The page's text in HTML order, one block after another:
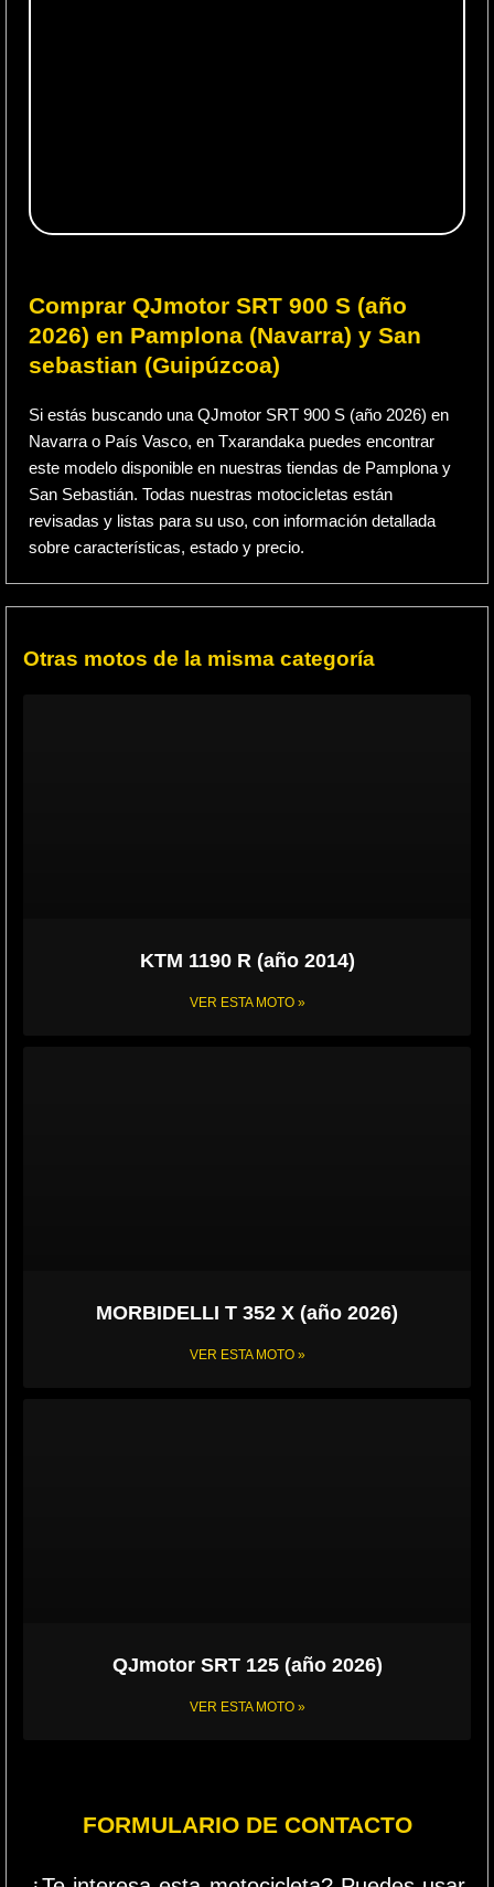
Comprar QJmotor SRT 900 S (año
2026) en Pamplona (Navarra) y San
sebastian (Guipúzcoa)
Si estás buscando una QJmotor SRT 900 S (año 2026) en
Navarra o País Vasco, en Txarandaka puedes encontrar
este modelo disponible en nuestras tiendas de Pamplona y
San Sebastián. Todas nuestras motocicletas están
revisadas y listas para su uso, con información detallada
sobre características, estado y precio.
Otras motos de la misma categoría
KTM 1190 R (año 2014)
VER ESTA MOTO »
MORBIDELLI T 352 X (año 2026)
VER ESTA MOTO »
QJmotor SRT 125 (año 2026)
VER ESTA MOTO »
FORMULARIO DE CONTACTO